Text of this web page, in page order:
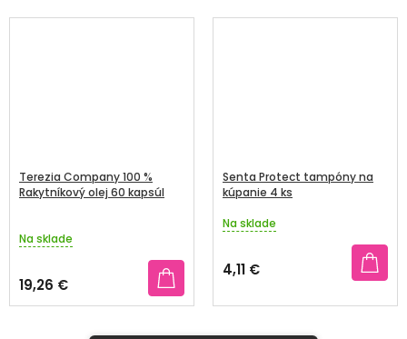
Terezia Company 100 %
Rakytníkový olej 60 kapsúl
Na sklade
19,26 €
Senta Protect tampóny na
kúpanie 4 ks
Priemerné
produktu
je
z
Na sklade
4,11 €